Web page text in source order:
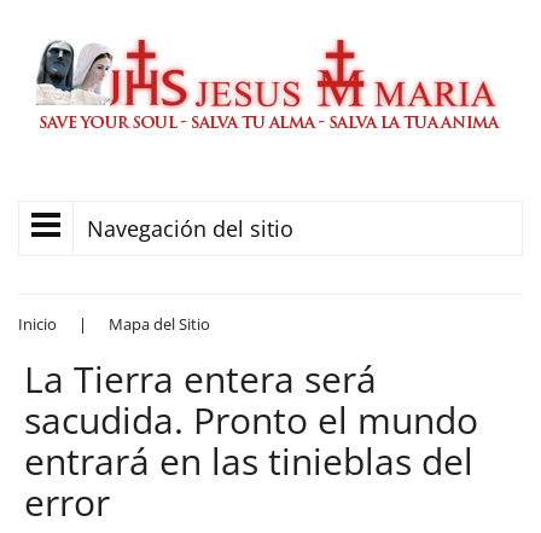
Navegación del sitio
Inicio | Mapa del Sitio
La Tierra entera será
sacudida. Pronto el mundo
entrará en las tinieblas del
error